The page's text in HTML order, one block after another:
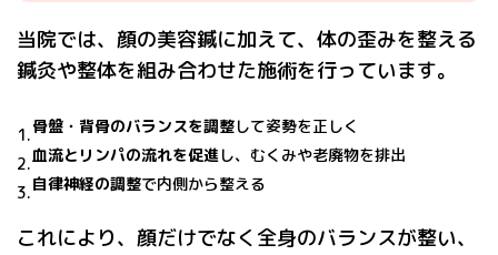
当院では、顔の美容鍼に加えて、体の歪みを整える
鍼灸や整体を組み合わせた施術を行っています。
骨盤・背骨のバランスを調整して姿勢を正しく
血流とリンパの流れを促進 し、むくみや老廃物を排出
自律神経の調整で内側から整える
これにより、顔だけでなく全身のバランスが整い、